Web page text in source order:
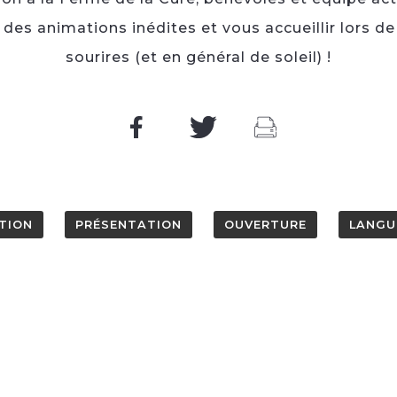
animations inédites et vous accueillir lors
sourires (et en général de soleil) !
PRÉSENTATION OUVERTURE